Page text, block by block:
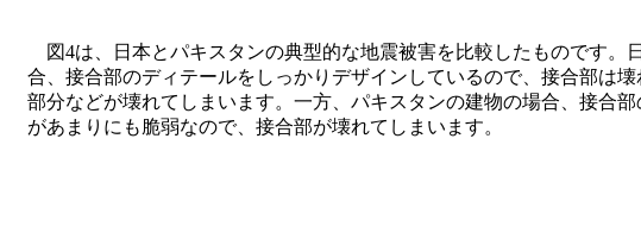
図4は、日本とパキスタンの典型的な地震被害を比較したものです。
合、接合部のディテールをしっかりデザインしているので、接合部は
部分などが壊れてしまいます。一方、パキスタンの建物の場合、接合
があまりにも脆弱なので、接合部が壊れてしまいます。